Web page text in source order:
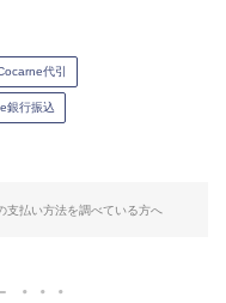
代引
銀行振込
支払い方法を調べている方へ